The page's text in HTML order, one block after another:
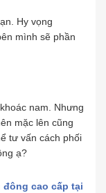
Hy vọng
mình sẽ phần
nam. Nhưng
mặc lên cũng
tư vấn cách phối
ạ?
đông cao cấp tại